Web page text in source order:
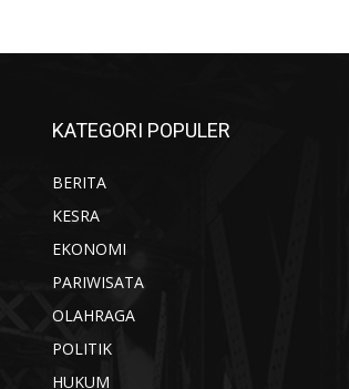
KATEGORI POPULER
BERITA
KESRA
EKONOMI
PARIWISATA
OLAHRAGA
POLITIK
HUKUM